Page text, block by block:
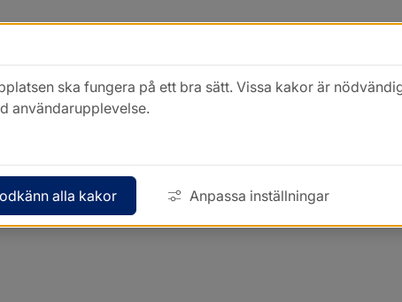
ska fungera på ett bra sätt. Vissa kakor är
användarupplevelse.
alla kakor Anpassa inställningar